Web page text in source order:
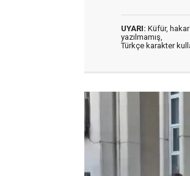
UYARI: Küfür,
yazılmamış,
Türkçe karakter